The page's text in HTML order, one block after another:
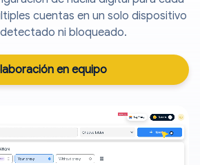
cuentas en un solo dispositivo
ni bloqueado.
en equipo